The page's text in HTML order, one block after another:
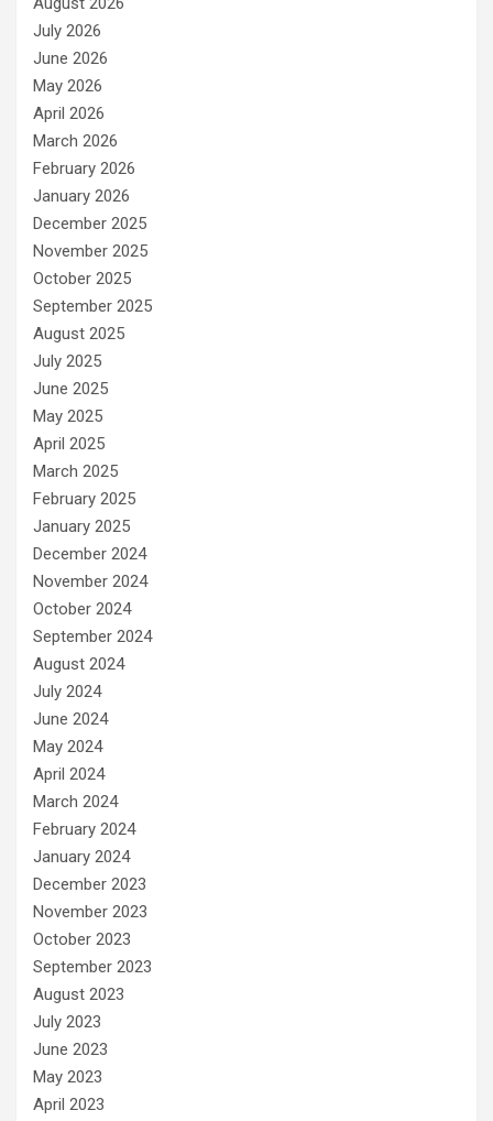
July 2026
June 2026
May 2026
April 2026
March 2026
February 2026
January 2026
December 2025
November 2025
October 2025
September 2025
August 2025
July 2025
June 2025
May 2025
April 2025
March 2025
February 2025
January 2025
December 2024
November 2024
October 2024
September 2024
August 2024
July 2024
June 2024
May 2024
April 2024
March 2024
February 2024
January 2024
December 2023
November 2023
October 2023
September 2023
August 2023
July 2023
June 2023
May 2023
April 2023